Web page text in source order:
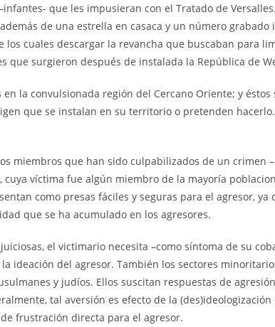
que les impusieran con el Tratado de
de una estrella en casaca y un número
cuales descargar la revancha que buscaban para
que surgieron después de instalada la República de
la convulsionada región del Cercano Oriente; y
que se instalan en su territorio o pretenden
miembros que han sido culpabilizados de un crimen
víctima fue algún miembro de la mayoría
como presas fáciles y seguras para el agresor,
que se ha acumulado en los agresores.
el victimario necesita –como síntoma de su
ideación del agresor. También los sectores
y judíos. Ellos suscitan respuestas de
tal aversión es efecto de la
frustración directa para el agresor.